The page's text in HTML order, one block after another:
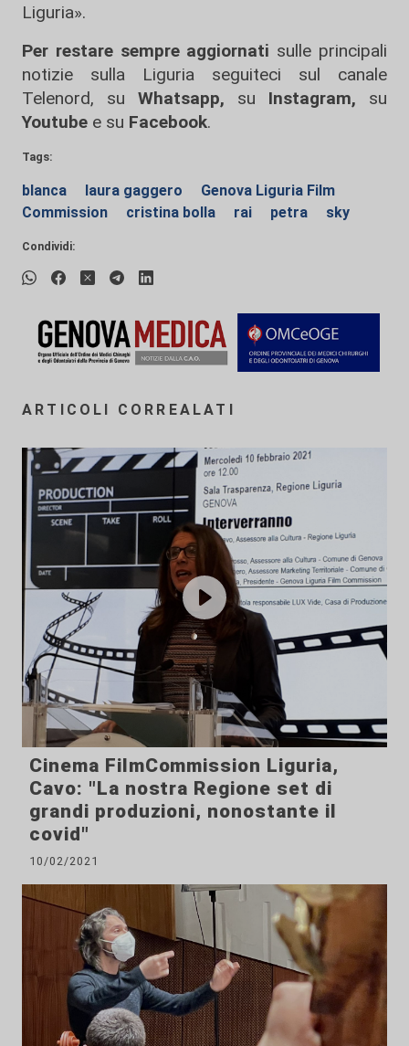
Liguria».
Per restare sempre aggiornati sulle principali
notizie sulla Liguria seguiteci sul canale
Telenord, su
Whatsapp, su Instagram, su
Youtube e su Facebook.
Tags:
blanca laura gaggero
Genova Liguria Film
Commission
cristina bolla rai petra sky
Condividi:
ARTICOLI CORREALATI
Cinema FilmCommission Liguria,
Cavo: "La nostra Regione set di
grandi produzioni, nonostante il
covid"
10/02/2021